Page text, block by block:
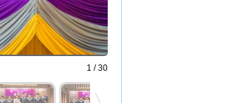
1 / 30